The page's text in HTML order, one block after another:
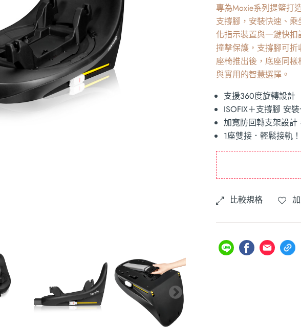
專為Moxie系列提籃打
支撐腳，安裝快速、
化指示裝置與一鍵快
撞擊保護，支撐腳可
座椅推出後，底座同
與實用的智慧選擇。
支援360度旋轉設計
ISOFIX＋支撐腳 安
加寬防回轉支架設
1座雙接．輕鬆接軌
比較規格